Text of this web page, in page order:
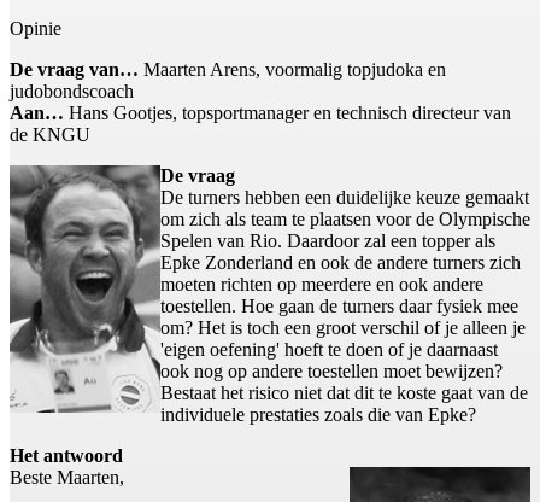
Opinie
De vraag van… Maarten Arens, voormalig topjudoka en
judobondscoach
Aan… Hans Gootjes, topsportmanager en technisch directeur van
de KNGU
De vraag
De turners hebben een duidelijke keuze gemaakt
om zich als team te plaatsen voor de Olympische
Spelen van Rio. Daardoor zal een topper als
Epke Zonderland en ook de andere turners zich
moeten richten op meerdere en ook andere
toestellen. Hoe gaan de turners daar fysiek mee
om? Het is toch een groot verschil of je alleen je
'eigen oefening' hoeft te doen of je daarnaast
ook nog op andere toestellen moet bewijzen?
Bestaat het risico niet dat dit te koste gaat van de
individuele prestaties zoals die van Epke?
Het antwoord
Beste Maarten,